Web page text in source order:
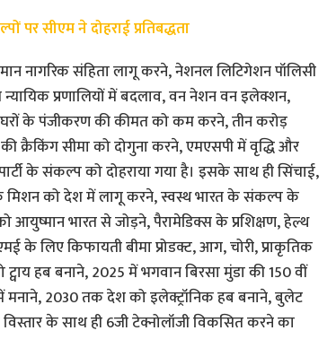
पर सीएम ने दोहराई प्रतिबद्धता
नागरिक संहिता लागू करने, नेशनल लिटिगेशन पॉलिसी
प्रणालियों में बदलाव, वन नेशन वन इलेक्शन,
घरों के पंजीकरण की कीमत को कम करने, तीन करोड़
की क्रैकिंग सीमा को दोगुना करने, एमएसपी में वृद्धि और
के संकल्प को दोहराया गया है। इसके साथ ही सिंचाई,
के मिशन को देश में लागू करने, स्वस्थ भारत के संकल्प के
आयुष्मान भारत से जोड़ने, पैरामेडिक्स के प्रशिक्षण, हेल्थ
के लिए किफायती बीमा प्रोडक्ट, आग, चोरी, प्राकृतिक
हब बनाने, 2025 में भगवान बिरसा मुंडा की 150 वीं
मनाने, 2030 तक देश को इलेक्ट्रॉनिक हब बनाने, बुलेट
के साथ ही 6जी टेक्नोलॉजी विकसित करने का